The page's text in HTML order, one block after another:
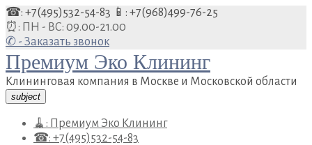
Перейти
к
содержанию
☎: +7(495)532-54-83 📱: +7(968)499-76-25
⏰: ПН - ВС: 09.00-21.00
✆ - Заказать звонок
Премиум Эко Клининг
Клининговая компания в Москве и Московской области
subject
🧹: Премиум Эко Клининг
☎: +7(495)532-54-83